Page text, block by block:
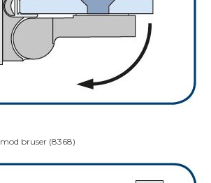
bruser (8368)